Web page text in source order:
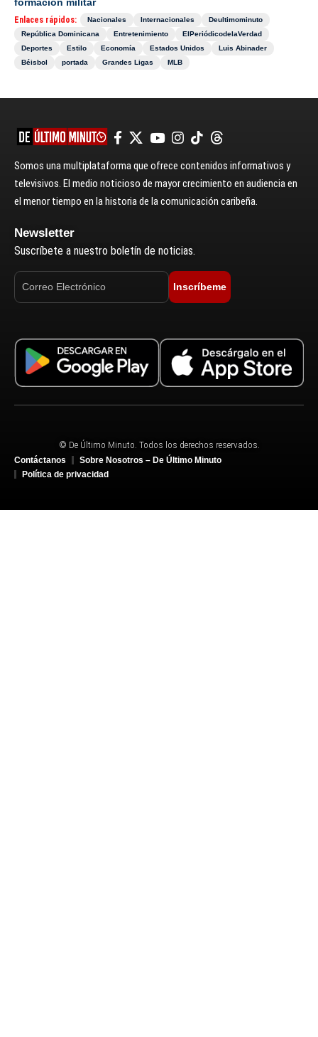
Enlaces rápidos: Nacionales Internacionales
Deultimominuto
República Dominicana
Entretenimiento
ElPeriódicodelaVerdad
Deportes
Estilo Economía Estados Unidos
Luis Abinader
Béisbol
portada Grandes Ligas MLB
Somos una multiplataforma que ofrece contenidos informativos y
televisivos. El medio noticioso de mayor crecimiento en audiencia en
el menor tiempo en la historia de la comunicación caribeña.
Newsletter
Suscríbete a nuestro boletín de noticias.
Inscríbeme
© De Último Minuto. Todos los derechos reservados.
Contáctanos
Sobre Nosotros – De Último Minuto
Política de privacidad